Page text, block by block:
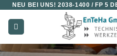
Zum
Inhalt
springen
NEU BEI UNS!2038-1400 / FP 5